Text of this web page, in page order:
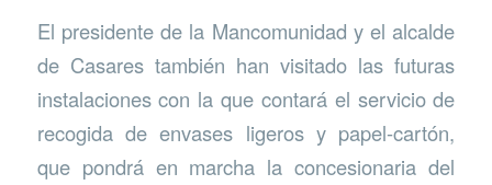
El presidente de la Mancomunidad y el alcalde
de Casares también han visitado las futuras
instalaciones con la que contará el servicio de
recogida de envases ligeros y papel-cartón,
que pondrá en marcha la concesionaria del